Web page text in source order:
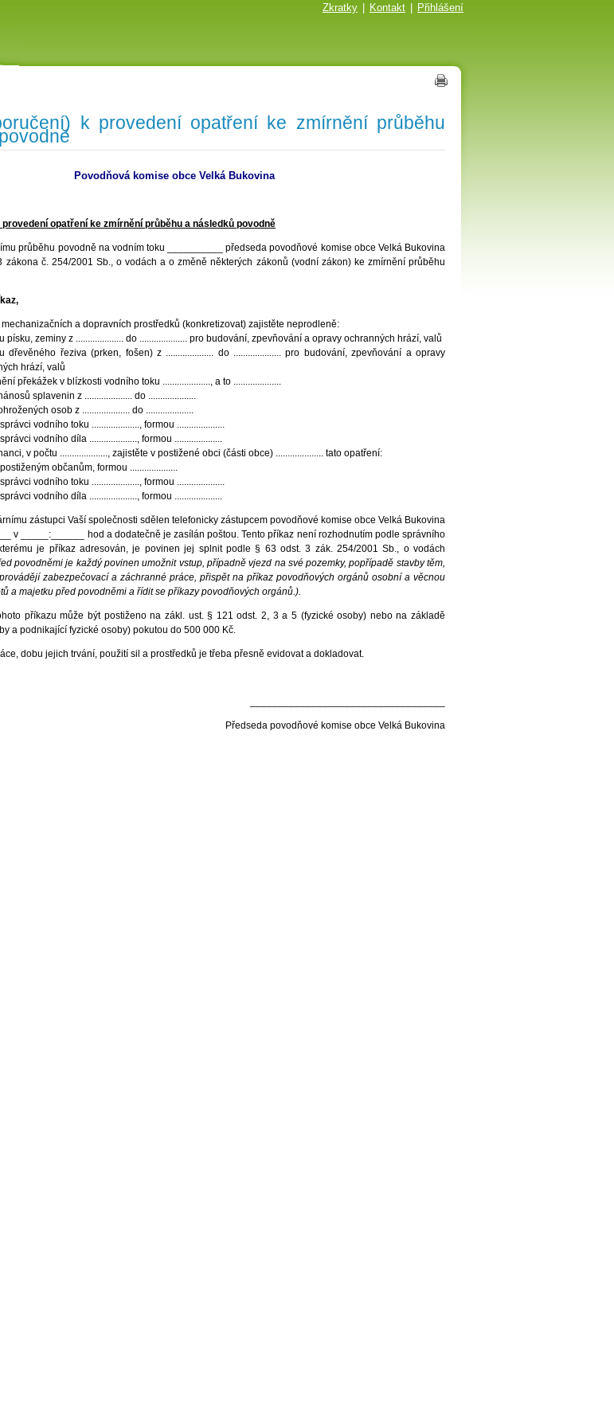
Zkratky Kontakt Přihlášení
k provedení opatření ke zmírnění průběhu
Povodňová komise obce Velká Bukovina
opatření ke zmírnění průběhu a následků povodně
průběhu povodně na vodním toku __________ předseda povodňové komise obce Velká Bukovina
zákona č. 254/2001 Sb., o vodách a o změně některých zákonů (vodní zákon) ke zmírnění průběhu
mechanizačních a dopravních prostředků (konkretizovat) zajistěte neprodleně:
písku, zeminy z .................... do .................... pro budování, zpevňování a opravy ochranných hrází, valů
dřevěného řeziva (prken, fošen) z .................... do .................... pro budování, zpevňování a opravy
hrází, valů
překážek v blízkosti vodního toku ...................., a to ....................
splavenin z .................... do ....................
osob z .................... do ....................
vodního toku ...................., formou ....................
vodního díla ...................., formou ....................
v počtu ...................., zajistěte v postižené obci (části obce) .................... tato opatření:
občanům, formou ....................
vodního toku ...................., formou ....................
vodního díla ...................., formou ....................
zástupci Vaší společnosti sdělen telefonicky zástupcem povodňové komise obce Velká Bukovina
v _____:______ hod a dodatečně je zasílán poštou. Tento příkaz není rozhodnutím podle správního
je příkaz adresován, je povinen jej splnit podle § 63 odst. 3 zák. 254/2001 Sb., o vodách
povodněmi je každý povinen umožnit vstup, případně vjezd na své pozemky, popřípadě stavby těm,
zabezpečovací a záchranné práce, přispět na příkaz povodňových orgánů osobní a věcnou
a majetku před povodněmi a řídit se příkazy povodňových orgánů.).
příkazu může být postiženo na zákl. ust. § 121 odst. 2, 3 a 5 (fyzické osoby) nebo na základě
a podnikající fyzické osoby) pokutou do 500 000 Kč.
dobu jejich trvání, použití sil a prostředků je třeba přesně evidovat a dokladovat.
Předseda povodňové komise obce Velká Bukovina